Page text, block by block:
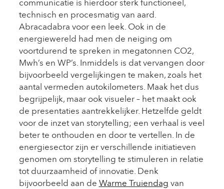
communicatie is hierdoor sterk functioneel,
technisch en procesmatig van aard.
Abracadabra voor een leek. Ook in de
energiewereld had men de neiging om
voortdurend te spreken in megatonnen CO2,
Mwh’s en WP’s. Inmiddels is dat vervangen door
bijvoorbeeld vergelijkingen te maken, zoals het
aantal vermeden autokilometers. Maak het dus
begrijpelijk, maar ook visueler – het maakt ook
de presentaties aantrekkelijker. Hetzelfde geldt
voor de inzet van storytelling; een verhaal is veel
beter te onthouden en door te vertellen. In de
energiesector zijn er verschillende initiatieven
genomen om storytelling te stimuleren in relatie
tot duurzaamheid of innovatie. Denk
bijvoorbeeld aan de Warme Truiendag van